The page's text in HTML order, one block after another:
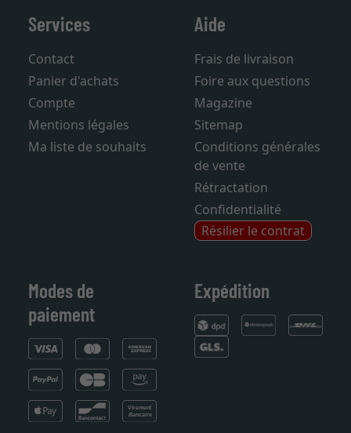
Services
Contact
Panier d'achats
Compte
Mentions légales
Aide
Frais de livraison
Foire aux questions
Magazine
Sitemap
Conditions générales
de vente
Rétractation
Confidentialité
Résilier le contrat
Modes de
paiement
Expédition